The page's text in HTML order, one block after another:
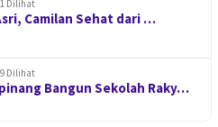
Dilihat
Camilan Sehat dari …
Dilihat
Bangun Sekolah Raky…